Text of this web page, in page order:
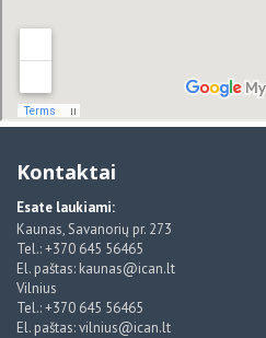
Kontaktai
Esate laukiami:
Kaunas, Savanorių pr. 273
Tel.: +370 645 56465
El. paštas: kaunas@ican.lt
Vilnius
Tel.: +370 645 56465
El. paštas: vilnius@ican.lt